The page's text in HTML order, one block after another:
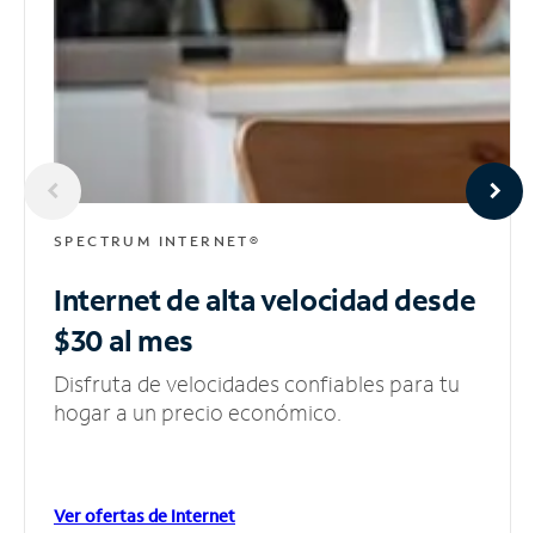
SPECTRUM INTERNET®
Internet de alta velocidaddesde
$30 al mes
Disfruta de velocidades confiables para tu
hogar a un precio económico.
Ver ofertas de Internet